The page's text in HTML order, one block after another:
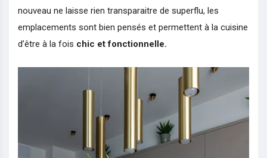
nouveau ne laisse rien transparaitre de superflu, les
emplacements sont bien pensés et permettent à la cuisine
d’être à la fois chic et fonctionnelle.